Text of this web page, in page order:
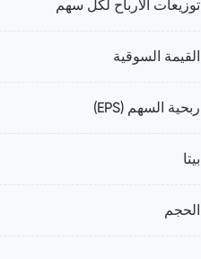
توزيعات الأرباح لكل سهم
القيمة السوقية
ربحية السهم (EPS)
بيتا
الحجم